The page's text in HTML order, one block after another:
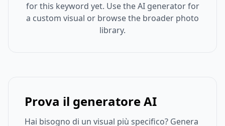
for this keyword yet. Use the AI generator for
a custom visual or browse the broader photo
library.
Prova il generatore AI
Hai bisogno di un visual più specifico? Genera